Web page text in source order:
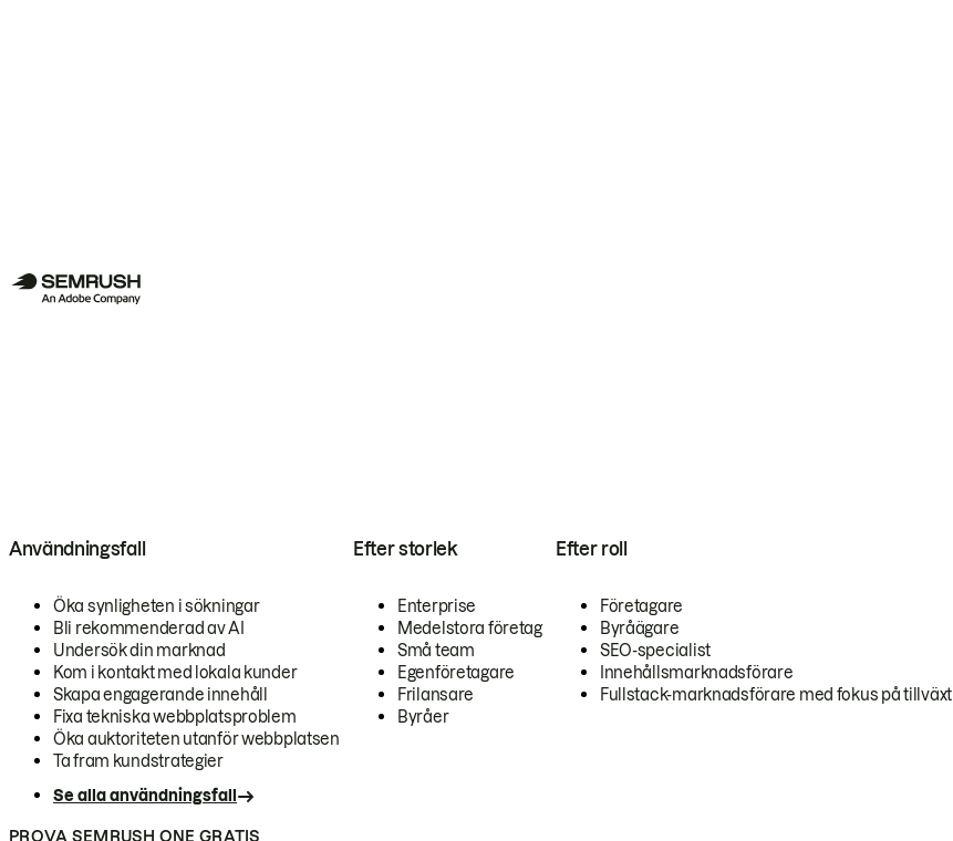
Användningsfall
Öka synligheten i sökningar
Bli rekommenderad av AI
Undersök din marknad
Kom i kontakt med lokala kunder
Skapa engagerande innehåll
Fixa tekniska webbplatsproblem
Öka auktoriteten utanför webbplatsen
Ta fram kundstrategier
Se alla användningsfall
Efter storlek
Enterprise
Medelstora företag
Små team
Egenföretagare
Frilansare
Byråer
Efter roll
Företagare
Byråägare
SEO-specialist
Innehållsmarknadsförare
Fullstack-marknadsförare med fokus på tillväxt
PROVA SEMRUSH ONE GRATIS